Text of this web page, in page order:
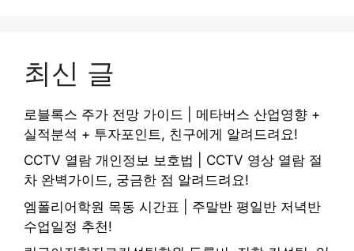
최신 글
로블록스 주가 전망 가이드 | 메타버스 산업영향 +
실적분석 + 투자포인트, 친구에게 알려드려요!
CCTV 열람 개인정보 보호법 | CCTV 영상 열람 절
차 완벽가이드, 궁금한 점 알려드려요!
엠폴리어학원 목동 시간표 | 주말반 평일반 저녁반
수업일정 추천!